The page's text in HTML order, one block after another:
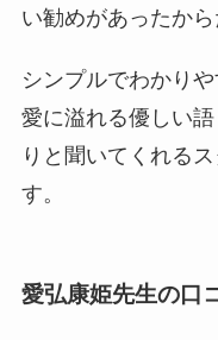
い勧めがあったから
シンプルでわかり
愛に溢れる優しい
りと聞いてくれる
す。
愛弘康姫先生の口